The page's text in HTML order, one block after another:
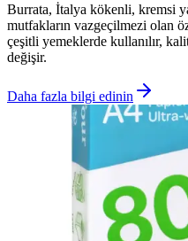
Burrata, İtalya kökenli, kremsi
mutfakların vazgeçilmezi olan
çeşitli yemeklerde kullanılır,
değişir.
Daha fazla bilgi edinin